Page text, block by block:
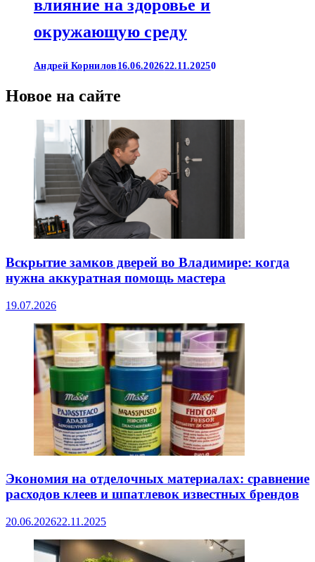
влияние на здоровье и
окружающую среду
Андрей Корнилов 16.06.202622.11.20250
Новое на сайте
Вскрытие замков дверей во Владимире: когда
нужна аккуратная помощь мастера
19.07.2026
Экономия на отделочных материалах: сравнение
расходов клеев и шпатлевок известных брендов
20.06.202622.11.2025